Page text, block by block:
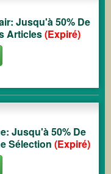
Jusqu'à 50% De
Articles(Expiré)
Jusqu'à 50% De
Sélection (Expiré)